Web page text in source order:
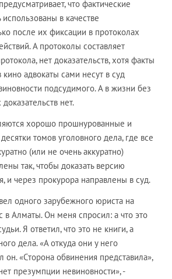
что фактические
в качестве
после их фиксации в протоколах
А протоколы составляет
нет доказательств, хотя факты
адвокаты сами несут в суд
подсудимого. А в жизни без
нет.
хорошо прошнурованные и
томов уголовного дела, где все
(или не очень аккуратно)
так, чтобы доказать версию
и через прокурора направлены в суд.
одного зарубежного юриста на
в Алматы. Он меня спросил: а что это
Я ответил, что это не книги, а
дела. «А откуда они у него
он. «Сторона обвинения представила»,
презумпции невиновности», -